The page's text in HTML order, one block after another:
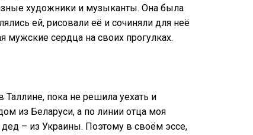
художники и музыканты. Она была
ей, рисовали её и сочиняли для неё
мужские сердца на своих прогулках.
пока не решила уехать и
из Беларуси, а по линии отца моя
– из Украины. Поэтому в своём эссе,